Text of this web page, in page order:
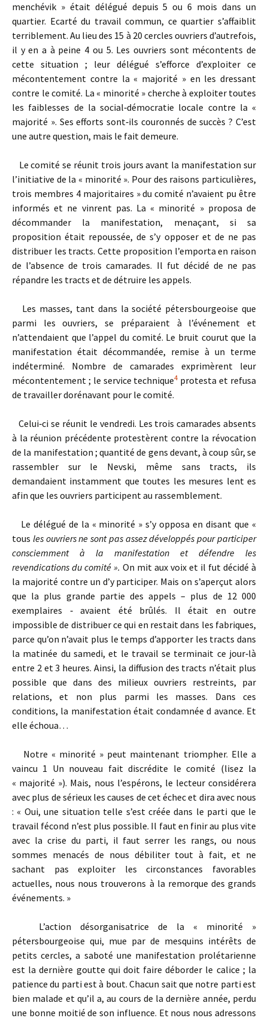
menchévik » était délégué depuis 5 ou 6 mois dans un
quartier. Ecarté du travail commun, ce quartier s’affaiblit
terriblement. Au lieu des 15 à 20 cercles ouvriers d’autrefois,
il y en a à peine 4 ou 5. Les ouvriers sont mécontents de
cette situation ; leur délégué s’efforce d’exploiter ce
mécontentement contre la « majorité » en les dressant
contre le comité. La « minorité » cherche à exploiter toutes
les faiblesses de la social‑démocratie locale contre la «
majorité ». Ses efforts sont‑ils couronnés de succès ? C’est
une autre question, mais le fait demeure.
Le comité se réunit trois jours avant la manifestation sur
l’initiative de la « minorité ». Pour des raisons particulières,
trois membres 4 majoritaires » du comité n’avaient pu être
informés et ne vinrent pas. La « minorité » proposa de
décommander la manifestation, menaçant, si sa
proposition était repoussée, de s’y opposer et de ne pas
distribuer les tracts. Cette proposition l’emporta en raison
de l’absence de trois camarades. Il fut décidé de ne pas
répandre les tracts et de détruire les appels.
Les masses, tant dans la société pétersbourgeoise que
parmi les ouvriers, se préparaient à l’événement et
n’attendaient que l’appel du comité. Le bruit courut que la
manifestation était décommandée, remise à un terme
indéterminé. Nombre de camarades exprimèrent leur
mécontentement ; le service technique4 protesta et refusa
de travailler dorénavant pour le comité.
Celui‑ci se réunit le vendredi. Les trois camarades absents
à la réunion précédente protestèrent contre la révocation
de la manifestation ; quantité de gens devant, à coup sûr, se
rassembler sur le Nevski, même sans tracts, ils
demandaient instamment que toutes les mesures lent es
afin que les ouvriers participent au rassemblement.
Le délégué de la « minorité » s’y opposa en disant que «
tous les ouvriers ne sont pas assez développés pour participer
consciemment à la manifestation et défendre les
revendications du comité ». On mit aux voix et il fut décidé à
la majorité contre un d’y participer. Mais on s’aperçut alors
que la plus grande partie des appels – plus de 12 000
exemplaires ‑ avaient été brûlés. Il était en outre
impossible de distribuer ce qui en restait dans les fabriques,
parce qu’on n’avait plus le temps d’apporter les tracts dans
la matinée du samedi, et le travail se terminait ce jour‑là
entre 2 et 3 heures. Ainsi, la diffusion des tracts n’était plus
possible que dans des milieux ouvriers restreints, par
relations, et non plus parmi les masses. Dans ces
conditions, la manifestation était condamnée d avance. Et
elle échoua…
Notre « minorité » peut maintenant triompher. Elle a
vaincu 1 Un nouveau fait discrédite le comité (lisez la
« majorité »). Mais, nous l’espérons, le lecteur considérera
avec plus de sérieux les causes de cet échec et dira avec nous
: « Oui, une situation telle s’est créée dans le parti que le
travail fécond n’est plus possible. Il faut en finir au plus vite
avec la crise du parti, il faut serrer les rangs, ou nous
sommes menacés de nous débiliter tout à fait, et ne
sachant pas exploiter les circonstances favorables
actuelles, nous nous trouverons à la remorque des grands
événements. »
L’action désorganisatrice de la « minorité »
pétersbourgeoise qui, mue par de mesquins intérêts de
petits cercles, a saboté une manifestation prolétarienne
est la dernière goutte qui doit faire déborder le calice ; la
patience du parti est à bout. Chacun sait que notre parti est
bien malade et qu’il a, au cours de la dernière année, perdu
une bonne moitié de son influence. Et nous nous adressons